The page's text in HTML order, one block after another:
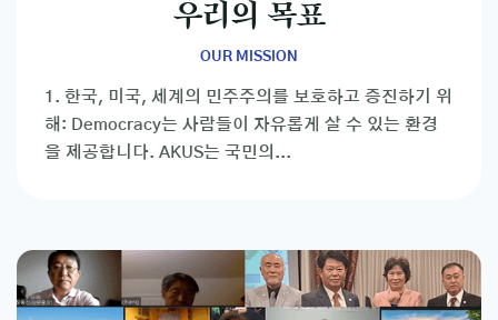
우리의 목표
OUR MISSION
1. 한국, 미국, 세계의 민주주의를 보호하고 증진하기 위
해: Democracy는 사람들이 자유롭게 살 수 있는 환경
을 제공합니다. AKUS는 국민의...